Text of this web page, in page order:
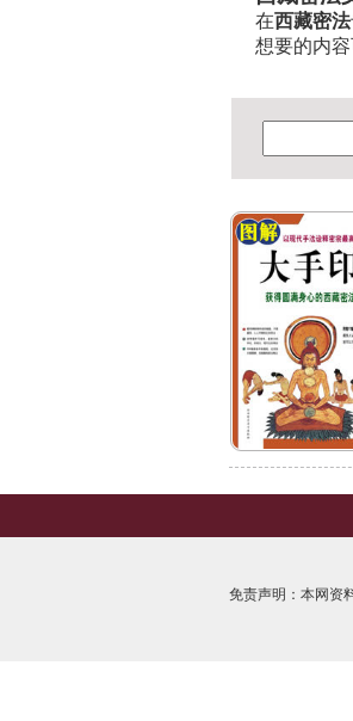
在西藏密法
想要的内
免责声明：本网资